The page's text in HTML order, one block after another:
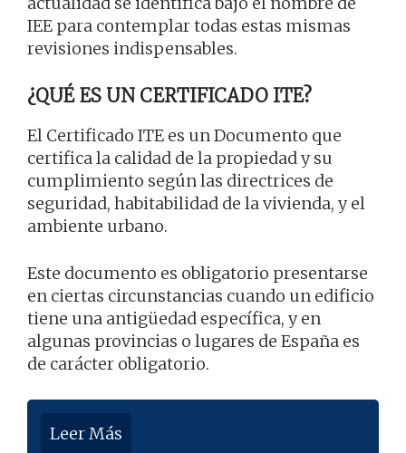
IEE para contemplar todas estas mismas
revisiones indispensables.
¿QUÉ ES UN CERTIFICADO ITE?
El Certificado ITE es un Documento que
certifica la calidad de la propiedad y su
cumplimiento según las directrices de
seguridad, habitabilidad de la vivienda, y el
ambiente urbano.
Este documento es obligatorio presentarse
en ciertas circunstancias cuando un edificio
tiene una antigüedad específica, y en
algunas provincias o lugares de España es
de carácter obligatorio.
Leer Más